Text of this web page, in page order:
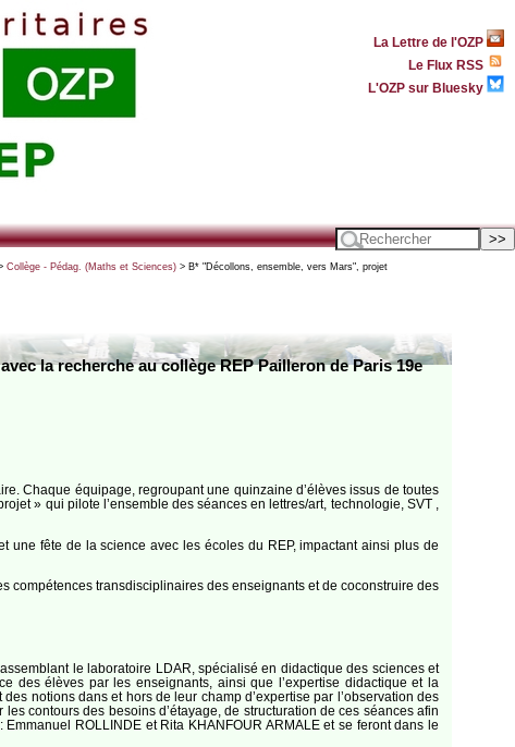
La Lettre de l'OZP
Le Flux RSS
L'OZP sur Bluesky
Collège - Pédag. (Maths et Sciences)> B* "Décollons, ensemble, vers Mars", projet
la recherche au collège REP Pailleron de Paris 19e
Chaque équipage, regroupant une quinzaine d’élèves issus de toutes
» qui pilote l’ensemble des séances en lettres/art, technologie, SVT ,
une fête de la science avec les écoles du REP, impactant ainsi plus de
compétences transdisciplinaires des enseignants et de coconstruire des
le laboratoire LDAR, spécialisé en didactique des sciences et
des élèves par les enseignants, ainsi que l’expertise didactique et la
notions dans et hors de leur champ d’expertise par l’observation des
contours des besoins d’étayage, de structuration de ces séances afin
ROLLINDE et Rita KHANFOUR ARMALE et se feront dans le